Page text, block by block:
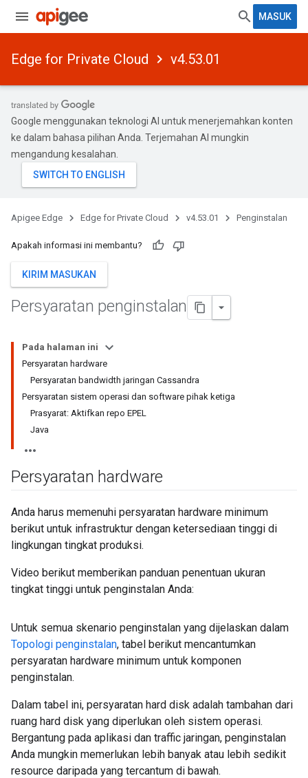
MASUK
Edge for Private Cloud v4.53.01
Google menggunakan teknologi AI untuk menerjemahkan konten
ke dalam bahasa pilihan Anda. Terjemahan AI mungkin
mengandung kesalahan.
Apigee Edge Edge for Private Cloud v4.53.01 Penginstalan
Apakah informasi ini membantu?
KIRIM MASUKAN
Persyaratan penginstalan
Pada halaman ini
Persyaratan hardware
Persyaratan bandwidth jaringan Cassandra
Persyaratan sistem operasi dan software pihak ketiga
Prasyarat: Aktifkan repo EPEL
Java
Persyaratan hardware
Anda harus memenuhi persyaratan hardware minimum
berikut untuk infrastruktur dengan ketersediaan tinggi di
lingkungan tingkat produksi.
Video berikut memberikan panduan penentuan ukuran
tingkat tinggi untuk penginstalan Anda:
Untuk semua skenario penginstalan yang dijelaskan dalam
Topologi penginstalan, tabel berikut mencantumkan
persyaratan hardware minimum untuk komponen
penginstalan.
Dalam tabel ini, persyaratan hard disk adalah tambahan dari
ruang hard disk yang diperlukan oleh sistem operasi.
Bergantung pada aplikasi dan traffic jaringan, penginstalan
Anda mungkin memerlukan lebih banyak atau lebih sedikit
resource daripada yang tercantum di bawah.